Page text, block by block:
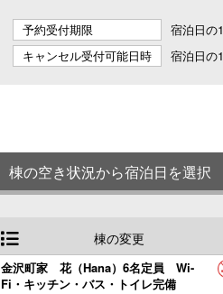
予約受付期限
宿泊日の
キャンセル受付可能日時
宿泊日の
棟の空き状況から宿泊日を選択
棟の変更
金沢町家 花（Hana）6名定員 Wi-
Fi・キッチン・バス・トイレ完備